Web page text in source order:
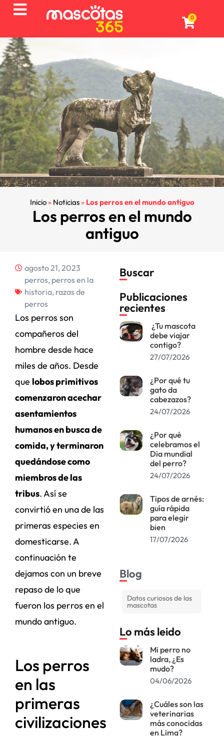
0
Inicio» Noticias» Los perros en el mundo antiguo
Los perros en el mundo
antiguo
agosto 21, 2023
perros, perros en la
historia, razas de
perros
Los perros son
compañeros del
hombre desde hace
miles de años. Desde
que lobos primitivos
comenzaron acechar
asentamientos
humanos en busca de
comida, y terminaron
quedándose como
miembros de las
tribus. Así se
convirtió en una de las
primeras especies en
domesticarse. A
continuación te
dejamos con un breve
repaso de lo que
fueron los perros en el
mundo antiguo.
Los perros
en las
primeras
civilizaciones
Buscar
Publicaciones
recientes
¿Tu mascota
debe viajar
contigo?
27/07/2026
¿Por qué tu
gato da
cabezazos?
24/07/2026
¿Por qué
celebramos el
Dia mundial
del perro?
24/07/2026
Tipos de arnés:
guía rápida
para elegir
bien
17/07/2026
Blog
Datos curiosos de las
mascotas
Lo más leido
Mi perro no
ladra, ¿Es
mudo?
04/06/2026
¿Cuáles son las
veterinarias
más conocidas
en Lima?